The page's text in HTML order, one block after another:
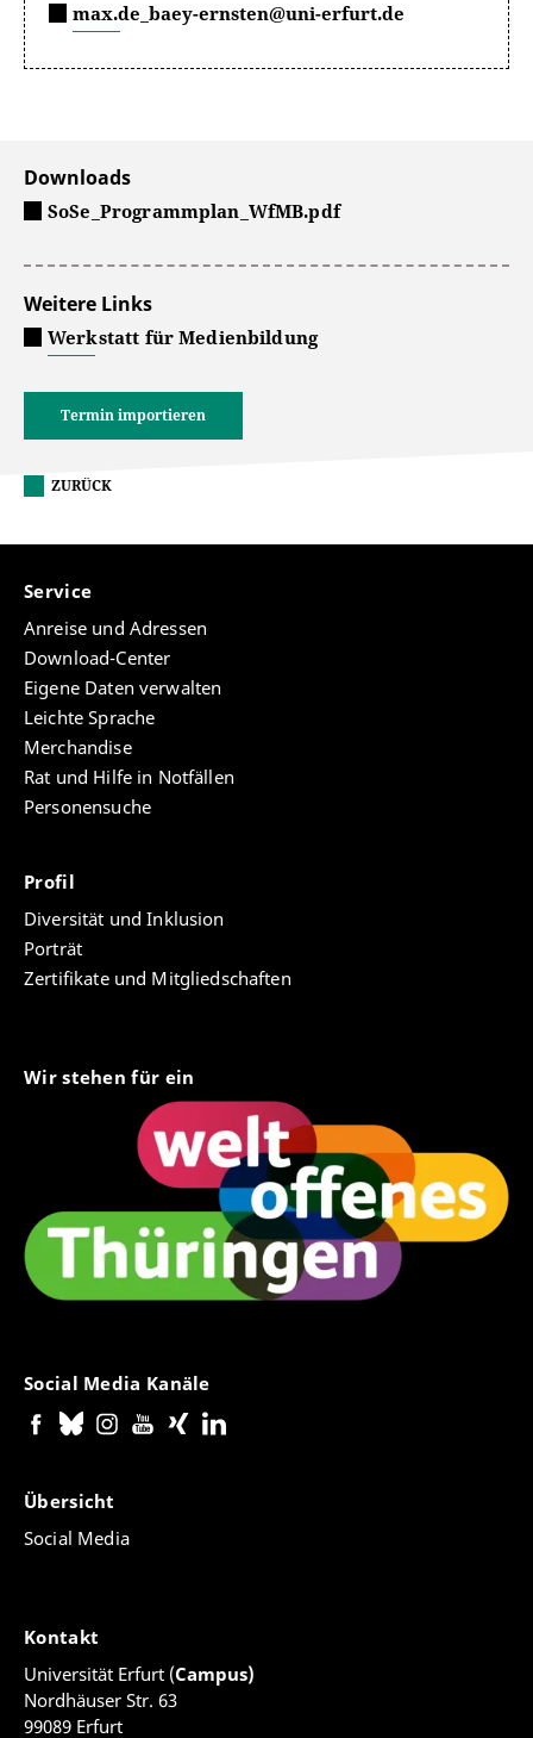
max.de_baey-ernsten@uni-erfurt.de
Downloads
SoSe_Programmplan_WfMB.pdf
Weitere Links
Werkstatt für Medienbildung
Termin importieren
ZURÜCK
Service
Anreise und Adressen
Download-Center
Eigene Daten verwalten
Leichte Sprache
Merchandise
Rat und Hilfe in Notfällen
Personensuche
Profil
Diversität und Inklusion
Porträt
Zertifikate und Mitgliedschaften
Wir stehen für ein
Social Media Kanäle
Übersicht
Social Media
Kontakt
Universität Erfurt (Campus)
Nordhäuser Str. 63
99089 Erfurt